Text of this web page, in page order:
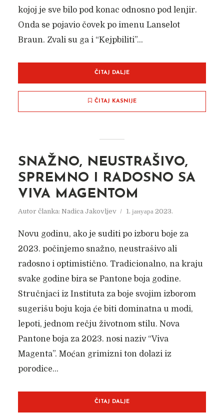
kojoj je sve bilo pod konac odnosno pod lenjir.
Onda se pojavio čovek po imenu Lanselot
Braun. Zvali su ga i “Kejpbiliti”...
ČITAJ DALJE
ČITAJ KASNIJE
SNAŽNO, NEUSTRAŠIVO,
SPREMNO I RADOSNO SA
VIVA MAGENTOM
Autor članka: Nadica Jakovljev 1. јануара 2023.
Novu godinu, ako je suditi po izboru boje za
2023. počinjemo snažno, neustrašivo ali
radosno i optimistično. Tradicionalno, na kraju
svake godine bira se Pantone boja godine.
Stručnjaci iz Instituta za boje svojim izborom
sugerišu boju koja će biti dominatna u modi,
lepoti, jednom rečju životnom stilu. Nova
Pantone boja za 2023. nosi naziv “Viva
Magenta”. Moćan grimizni ton dolazi iz
porodice...
ČITAJ DALJE